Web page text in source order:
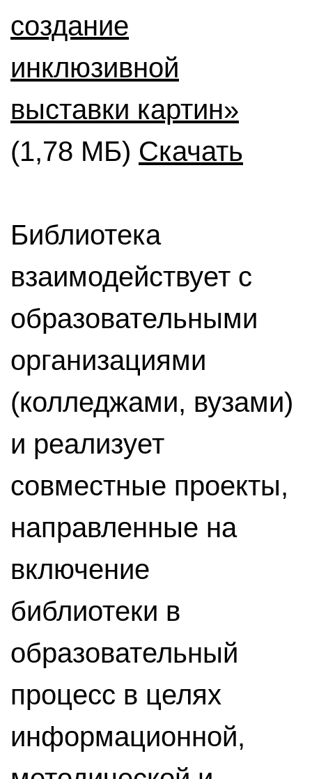
создание
инклюзивной
выставки картин»
(1,78 МБ) Скачать
Библиотека
взаимодействует с
образовательными
организациями
(колледжами, вузами)
и реализует
совместные проекты,
направленные на
включение
библиотеки в
образовательный
процесс в целях
информационной,